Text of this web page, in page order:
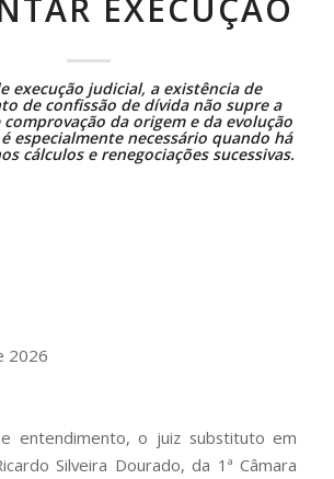
EXECUÇÃO
execução judicial, a existência de
de confissão de dívidanão supre a
comprovação da origem e da evolução
especialmente necessário quando há
cálculos e renegociações sucessivas.
2026
entendimento, o juiz substituto em
Silveira Dourado, da 1ª Câmara